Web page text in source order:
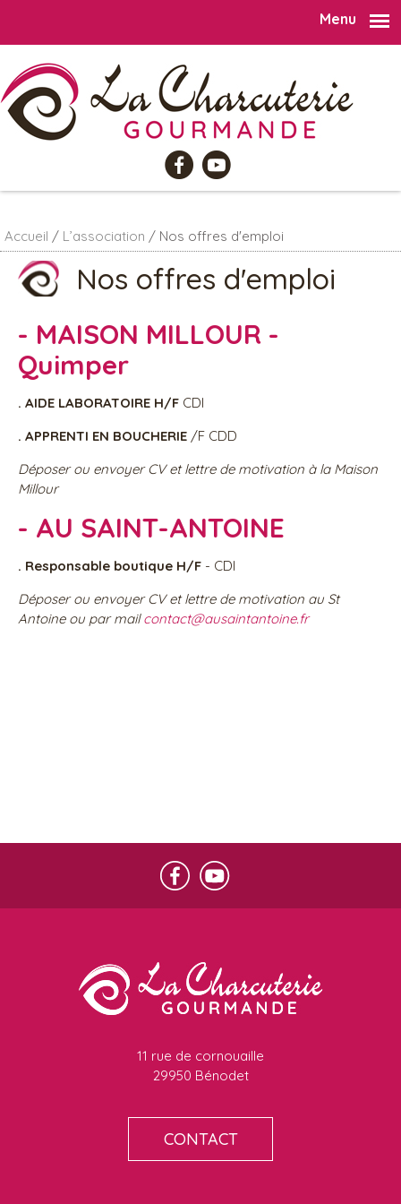
Menu
Accueil / L’association / Nos offres d'emploi
Nos offres d'emploi
- MAISON MILLOUR -
Quimper
. AIDE LABORATOIRE H/F CDI
. APPRENTI EN BOUCHERIE /F CDD
Déposer ou envoyer CV et lettre de motivation à la Maison
Millour
- AU SAINT-ANTOINE
. Responsable boutique H/F - CDI
Déposer ou envoyer CV et lettre de motivation au St
Antoine ou par mailcontact@ausaintantoine.fr
11 rue de cornouaille
29950 Bénodet
CONTACT